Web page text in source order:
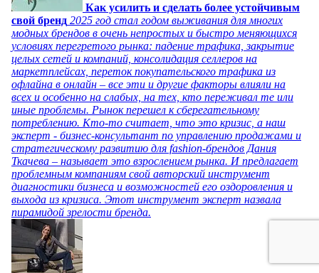
Как усилить и сделать более устойчивым
свой бренд 2025 год стал годом выживания для многих
модных брендов в очень непростых и быстро меняющихся
условиях перегретого рынка: падение трафика, закрытие
целых сетей и компаний, консолидация селлеров на
маркетплейсах, переток покупательского трафика из
офлайна в онлайн – все эти и другие факторы влияли на
всех и особенно на слабых, на тех, кто переживал те или
иные проблемы. Рынок перешел к сберегательному
потреблению. Кто-то считает, что это кризис, а наш
эксперт - бизнес-консультант по управлению продажами и
стратегическому развитию для fashion-брендов Дания
Ткачева – называет это взрослением рынка. И предлагает
проблемным компаниям свой авторский инструмент
диагностики бизнеса и возможностей его оздоровления и
выхода из кризиса. Этот инструмент эксперт назвала
пирамидой зрелости бренда.